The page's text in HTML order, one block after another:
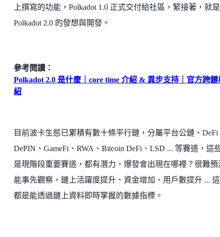
上撰寫的功能，Polkadot 1.0 正式交付給社區，緊接著，就是
Polkadot 2.0 的發想與開發。
參考閱讀：
Polkadot 2.0 是什麼｜core time 介紹 & 異步支持｜官方跨鏈
紹
目前波卡生態已累積有數十條平行鏈，分屬平台公鏈、DeFi
DePIN、GameFi、RWA、Bitcoin DeFi、LSD ... 等賽道，這
是現階段重要賽道，都有潛力，爆發會出現在哪裡？很難預
能事先觀察，鏈上活躍度提升、資金增加、用戶數提升 ...
都是能透過鏈上資料即時掌握的數據指標。